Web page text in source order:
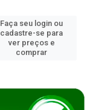
Faça seu login ou
cadastre-se para
ver preços e
comprar